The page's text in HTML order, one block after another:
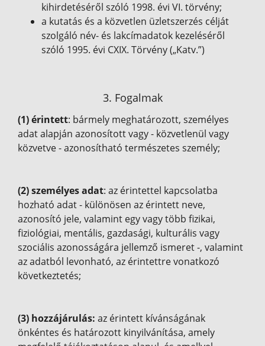
kihirdetéséről szóló 1998. évi VI. törvény;
a kutatás és a közvetlen üzletszerzés célját
szolgáló név- és lakcímadatok kezeléséről
szóló 1995. évi CXIX. Törvény („Katv.”)
3. Fogalmak
(1) érintett: bármely meghatározott, személyes
adat alapján azonosított vagy - közvetlenül vagy
közvetve - azonosítható természetes személy;
(2) személyes adat: az érintettel kapcsolatba
hozható adat - különösen az érintett neve,
azonosító jele, valamint egy vagy több fizikai,
fiziológiai, mentális, gazdasági, kulturális vagy
szociális azonosságára jellemző ismeret -, valamint
az adatból levonható, az érintettre vonatkozó
következtetés;
(3) hozzájárulás: az érintett kívánságának
önkéntes és határozott kinyilvánítása, amely